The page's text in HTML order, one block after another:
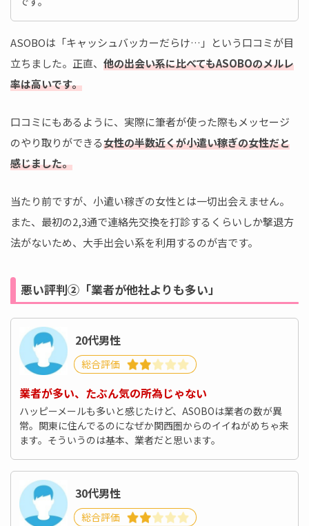
ASOBOは「キャッシュバッカーだらけ…」という口コミが目
立ちました。正直、 他の出会い系に比べてもASOBOのメルレ
率は高いです。
口コミにもあるように、実際に筆者が使った際もメッセージ
のやり取りができる女性の半数近くが小遣い稼ぎの女性だと
感じました。
当たり前ですが、小遣い稼ぎの女性とは一切出会えません。
また、最初の2,3通で連絡先交換を打診するくらいしか撃退方
法がないため、大手出会い系を利用するのが吉です。
悪い評判②「業者が他社よりも多い」
20代男性
総合評価
業者が多い、たぶん気の所為じゃない
ハッピーメールも多いと感じたけど、ASOBOは業者の数が異
常。関東に住んでるのになぜか関西圏からのイイねがめちゃ来
ます。そういうのは基本、業者だと思います。
30代男性
総合評価